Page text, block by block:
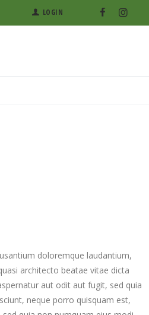
LOGIN
doloremque laudantium,
architecto beatae vitae dicta
aut odit aut fugit, sed quia
neque porro quisquam est,